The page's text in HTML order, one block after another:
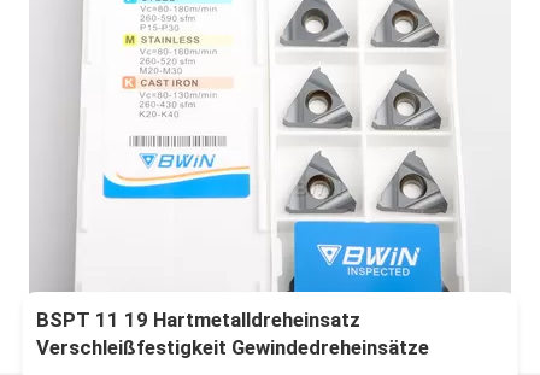
BSPT 11 19 Hartmetalldreheinsatz
Verschleißfestigkeit Gewindedreheinsätze